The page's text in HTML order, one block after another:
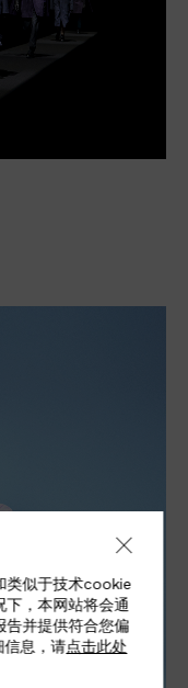
类似于技术cookie
，本网站将会通
并提供符合您偏
信息，请点击此处